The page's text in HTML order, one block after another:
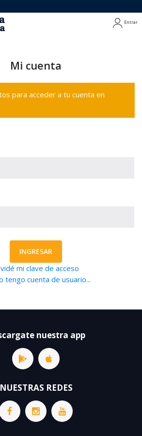
Entrar
Mi cuenta
para acceder a tu cuenta en
INGRESAR
mi clave de acceso
tengo cuenta de usuario...
nuestra app
NUESTRAS REDES